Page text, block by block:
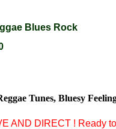
Blues Rock
Tunes, Bluesy
AND DIRECT ! Ready